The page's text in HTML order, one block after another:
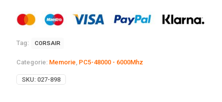
Tag: CORSAIR
Categorie: Memorie PC5-48000 - 6000Mhz
SKU: 027-898